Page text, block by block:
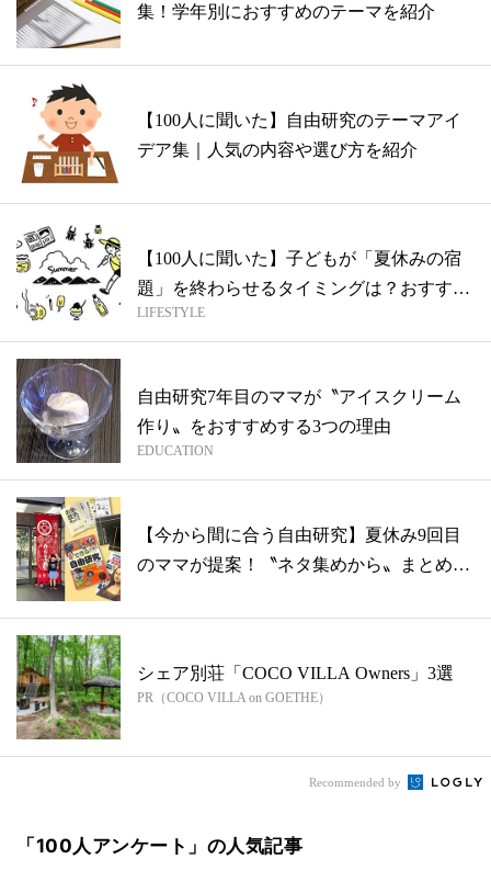
集！学年別におすすめのテーマを紹介
【100人に聞いた】自由研究のテーマアイ
デア集｜人気の内容や選び方を紹介
【100人に聞いた】子どもが「夏休みの宿
題」を終わらせるタイミングは？おすすめ
自...
LIFESTYLE
自由研究7年目のママが〝アイスクリーム
作り〟をおすすめする3つの理由
EDUCATION
【今から間に合う自由研究】夏休み9回目
のママが提案！〝ネタ集めから〟まとめま
シェア別荘「COCO VILLA Owners」3選
PR（COCO VILLA on GOETHE）
Recommended by
「100人アンケート」の人気記事